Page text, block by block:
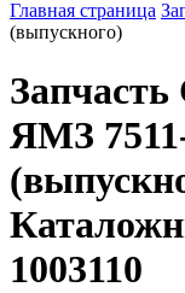
Главная страница
(выпускного)
Запчасть
ЯМЗ
1003110